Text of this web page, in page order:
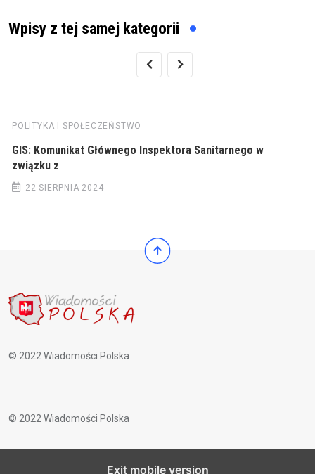
Wpisy z tej samej kategorii
POLITYKA I SPOŁECZEŃSTWO
GIS: Komunikat Głównego Inspektora Sanitarnego w
związku z
22 SIERPNIA 2024
© 2022 Wiadomości Polska
© 2022 Wiadomości Polska
Exit mobile version